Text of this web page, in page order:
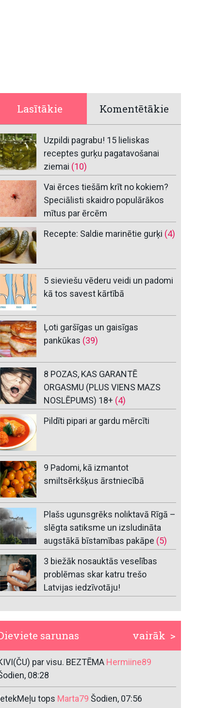
Lasītākie Komentētākie
Uzpildi pagrabu! 15 lieliskas
receptes gurķu pagatavošanai
ziemai (10)
Vai ērces tiešām krīt no kokiem?
Speciālisti skaidro populārākos
mītus par ērcēm
Recepte: Saldie marinētie gurķi (4)
5 sieviešu vēderu veidi un padomi
kā tos savest kārtībā
Ļoti garšīgas un gaisīgas
pankūkas (39)
8 POZAS, KAS GARANTĒ
ORGASMU (PLUS VIENS MAZS
NOSLĒPUMS) 18+ (4)
Pildīti pipari ar gardu mērcīti
9 Padomi, kā izmantot
smiltsērkšķus ārstniecībā
Plašs ugunsgrēks noliktavā Rīgā –
slēgta satiksme un izsludināta
augstākā bīstamības pakāpe (5)
3 biežāk nosauktās veselības
problēmas skar katru trešo
Latvijas iedzīvotāju!
vairāk >
sarunas
par visu. BEZTĒMA Hermiine89
08:28
tops Marta79 Šodien, 07:56